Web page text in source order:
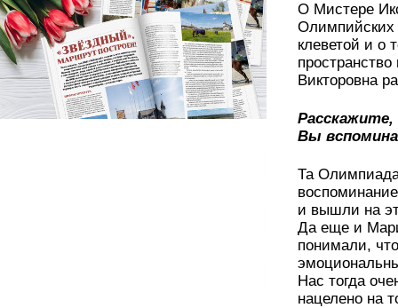
О Мистере
Олимпийских
клеветой и о
Викторовна
Расскажите,
Вы
Та
и вышли на
Да еще и
понимали,
Нас тогда
нацелено на